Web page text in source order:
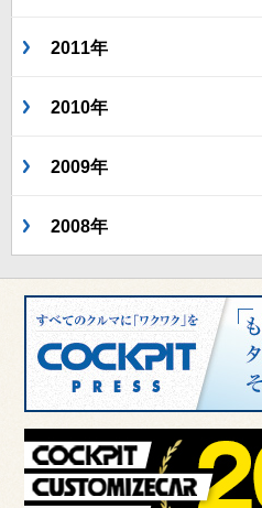
2011年
2010年
2009年
2008年